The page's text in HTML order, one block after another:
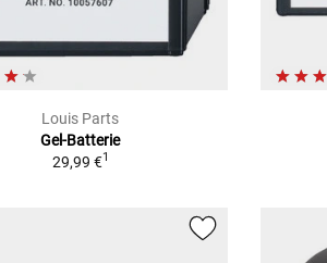
Louis Parts
Gel-Batterie
29,99 €1